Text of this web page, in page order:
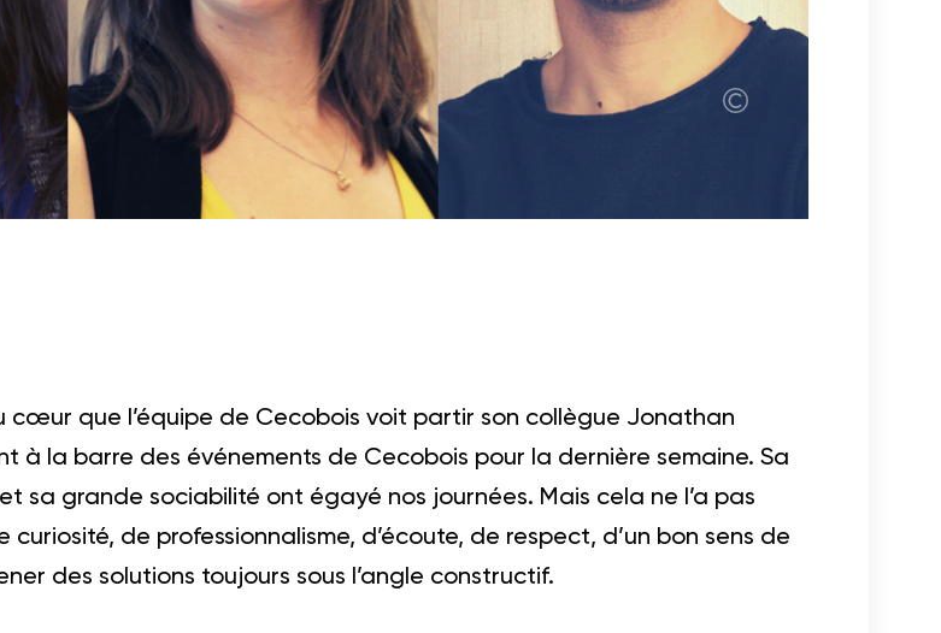
cœur que l’équipe de Cecobois voit partir son collègue Jonathan
à la barre des événements de Cecobois pour la dernière semaine. Sa
sa grande sociabilité ont égayé nos journées. Mais cela ne l’a pas
curiosité, de professionnalisme, d’écoute, de respect, d’un bon sens de
des solutions toujours sous l’angle constructif.